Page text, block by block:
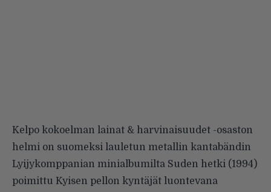
Kelpo kokoelman lainat & harvinaisuudet -osaston
helmi on suomeksi lauletun metallin kantabändin
Lyijykomppanian minialbumilta Suden hetki (1994)
poimittu Kyisen pellon kyntäjät luontevana